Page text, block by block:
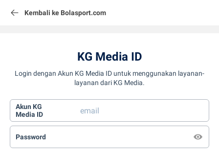
Kembali ke Bolasport.com
KG Media ID
Login dengan Akun KG Media ID untuk menggunakan layanan-
layanan dari KG Media.
Akun KG
Media ID
Password